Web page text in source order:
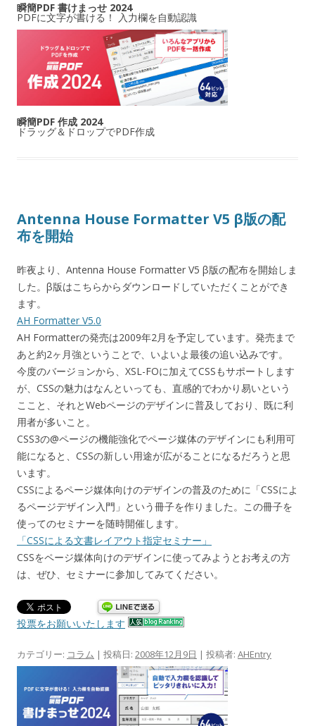
瞬簡PDF 書けまっせ 2024
PDFに文字が書ける！ 入力欄を自動認識
瞬簡PDF 作成 2024
ドラッグ＆ドロップでPDF作成
Antenna House Formatter V5 β版の配
布を開始
昨夜より、Antenna House Formatter V5 β版の配布を開始しま
した。β版はこちらからダウンロードしていただくことができ
ます。
AH Formatter V5.0
AH Formatterの発売は2009年2月を予定しています。発売まで
あと約2ヶ月強ということで、いよいよ最後の追い込みです。
今度のバージョンから、XSL-FOに加えてCSSもサポートします
が、CSSの魅力はなんといっても、直感的でわかり易いという
ここと、それとWebページのデザインに普及しており、既に利
用者が多いこと。
CSS3の@ページの機能強化でページ媒体のデザインにも利用可
能になると、CSSの新しい用途が広がることになるだろうと思
います。
CSSによるページ媒体向けのデザインの普及のために「CSSによ
るページデザイン入門」という冊子を作りました。この冊子を
使ってのセミナーを随時開催します。
「CSSによる文書レイアウト指定セミナー」
CSSをページ媒体向けのデザインに使ってみようとお考えの方
は、ぜひ、セミナーに参加してみてください。
投票をお願いいたします
カテゴリー: コラム | 投稿日: 2008年12月9日 | 投稿者: AHEntry